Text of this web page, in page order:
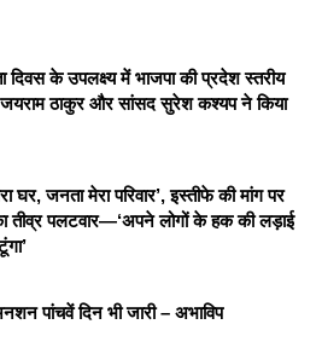
दिवस के उपलक्ष्य में भाजपा की प्रदेश स्तरीय
जयराम ठाकुर और सांसद सुरेश कश्यप ने किया
घर, जनता मेरा परिवार’, इस्तीफे की मांग पर
तीव्र पलटवार—‘अपने लोगों के हक की लड़ाई
पांचवें दिन भी जारी – अभाविप